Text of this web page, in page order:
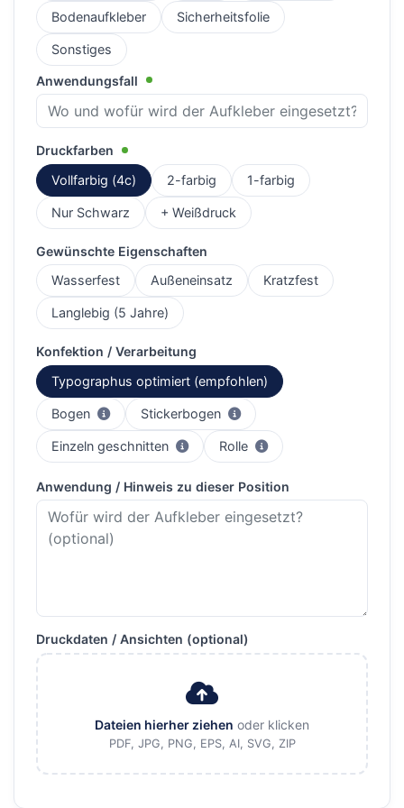
Bodenaufkleber Sicherheitsfolie
Sonstiges
Anwendungsfall
Druckfarben
Vollfarbig (4c)
2-farbig 1-farbig
Nur Schwarz + Weißdruck
Gewünschte Eigenschaften
Wasserfest
Außeneinsatz Kratzfest
Langlebig (5 Jahre)
Konfektion / Verarbeitung
Typographus optimiert (empfohlen)
Bogen Aufkleber auf einem Bogen angestanzt -
Stickerbogen Definierte Bogengröße mit
Einzeln geschnitten Jeder Aufkleber einzeln
Rolle Aufkleber auf Rolle -
Anwendung / Hinweis zu dieser Position
Druckdaten / Ansichten (optional)
Dateien hierher ziehen oder klicken
PDF, JPG, PNG, EPS, AI, SVG, ZIP